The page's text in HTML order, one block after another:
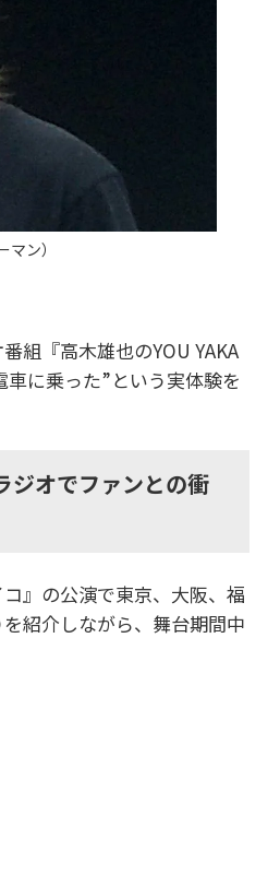
ン）
組『高木雄也のYOU YAKA
に乗った”という実体験を
オでファンとの衝
』の公演で東京、大阪、福
紹介しながら、舞台期間中